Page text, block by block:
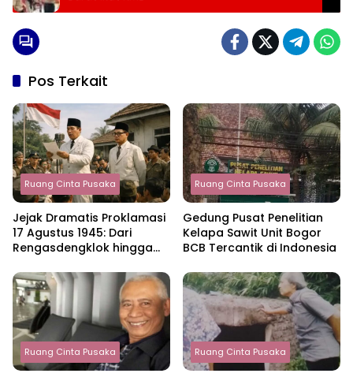
Pos Terkait
Ruang Cinta Pusaka
Jejak Dramatis Proklamasi
17 Agustus 1945: Dari
Rengasdengklok hingga
Indonesia
Ruang Cinta Pusaka
Gedung Pusat Penelitian
Kelapa Sawit Unit Bogor
BCB Tercantik di Indonesia
Ruang Cinta Pusaka Ruang Cinta Pusaka